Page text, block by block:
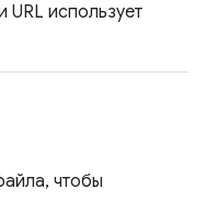
URL использует
чтобы